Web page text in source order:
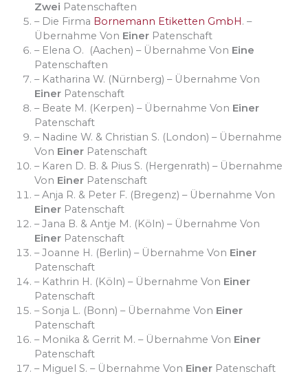
Zwei Patenschaften
– Die Firma Bornemann Etiketten GmbH. –
Übernahme Von Einer Patenschaft
– Elena O. (Aachen) – Übernahme Von Eine
Patenschaften
– Katharina W. (Nürnberg) – Übernahme Von
Einer Patenschaft
– Beate M. (Kerpen) – Übernahme Von Einer
Patenschaft
– Nadine W. & Christian S. (London) – Übernahme
Von Einer Patenschaft
– Karen D. B. & Pius S. (Hergenrath) – Übernahme
Von Einer Patenschaft
– Anja R. & Peter F. (Bregenz) – Übernahme Von
Einer Patenschaft
– Jana B. & Antje M. (Köln) – Übernahme Von
Einer Patenschaft
– Joanne H. (Berlin) – Übernahme Von Einer
Patenschaft
– Kathrin H. (Köln) – Übernahme Von Einer
Patenschaft
– Sonja L. (Bonn) – Übernahme Von Einer
Patenschaft
– Monika & Gerrit M. – Übernahme Von Einer
Patenschaft
– Miguel S. – Übernahme Von Einer Patenschaft